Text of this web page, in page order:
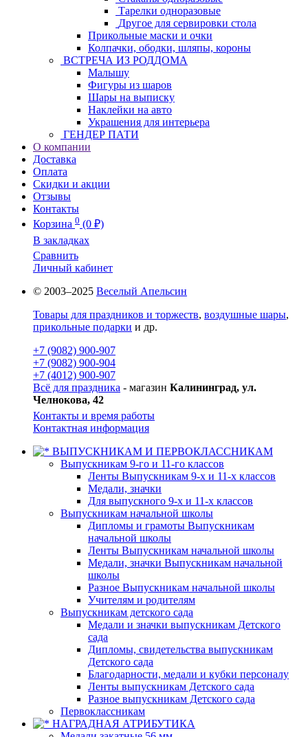
Тарелки одноразовые
Другое для сервировки стола
Прикольные маски и очки
Колпачки, ободки, шляпы, короны
ВСТРЕЧА ИЗ РОДДОМА
Малышу
Фигуры из шаров
Шары на выписку
Наклейки на авто
Украшения для интерьера
ГЕНДЕР ПАТИ
О компании
Доставка
Оплата
Скидки и акции
Отзывы
Контакты
Корзина 0 (0 ₽)
В закладках
Сравнить
Личный кабинет
© 2003–2025 Веселый Апельсин
Товары для праздников и торжеств, воздушные шары,
прикольные подарки и др.
+7 (9082) 900-907
+7 (9082) 900-904
+7 (4012) 900-907
Всё для праздника - магазин Калининград, ул.
Челнокова, 42
Контакты и время работы
Контактная информация
ВЫПУСКНИКАМ И ПЕРВОКЛАССНИКАМ
Выпускникам 9-го и 11-го классов
Ленты Выпускникам 9-х и 11-х классов
Медали, значки
Для выпускного 9-х и 11-х классов
Выпускникам начальной школы
Дипломы и грамоты Выпускникам
начальной школы
Ленты Выпускникам начальной школы
Медали, значки Выпускникам начальной
школы
Разное Выпускникам начальной школы
Учителям и родителям
Выпускникам детского сада
Медали и значки выпускникам Детского
сада
Дипломы, свидетельства выпускникам
Детского сада
Благодарности, медали и кубки персоналу
Ленты выпускникам Детского сада
Разное выпускникам Детского сада
Первоклассникам
НАГРАДНАЯ АТРИБУТИКА